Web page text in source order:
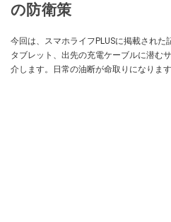
の防衛策
今回は、スマホライフPLUSに掲載された
タブレット、出先の充電ケーブルに潜む
介します。日常の油断が命取りになります